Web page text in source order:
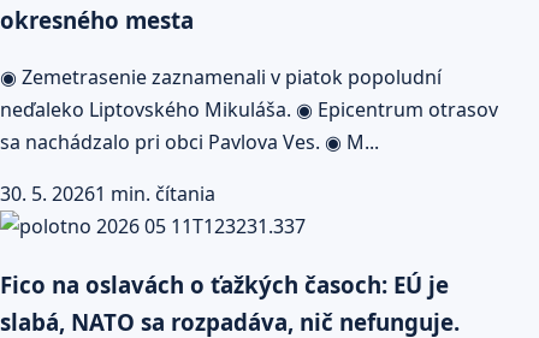
okresného mesta
◉ Zemetrasenie zaznamenali v piatok popoludní
neďaleko Liptovského Mikuláša. ◉ Epicentrum otrasov
sa nachádzalo pri obci Pavlova Ves. ◉ M...
30. 5. 20261 min. čítania
Fico na oslavách o ťažkých časoch: EÚ je
slabá, NATO sa rozpadáva, nič nefunguje.